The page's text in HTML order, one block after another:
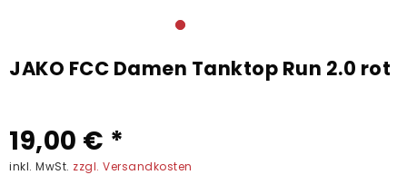
JAKO FCC Damen Tanktop Run 2.0 rot
19,00 € *
inkl. MwSt. zzgl. Versandkosten